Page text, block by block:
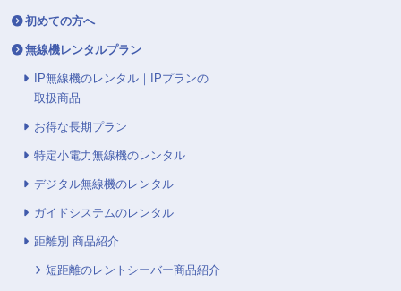
初めての方へ
無線機レンタルプラン
IP無線機のレンタル｜IPプランの
取扱商品
お得な長期プラン
特定小電力無線機のレンタル
デジタル無線機のレンタル
ガイドシステムのレンタル
距離別 商品紹介
短距離のレントシーバー商品紹介